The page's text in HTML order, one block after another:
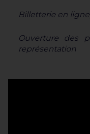
Billetterie en
Ouverture des
représentation